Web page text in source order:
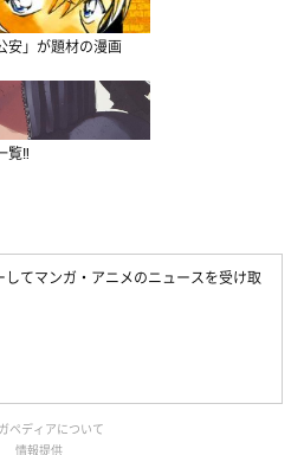
安」が題材の漫画
覧‼
してマンガ・アニメのニュースを受け取
ペディアについて
情報提供